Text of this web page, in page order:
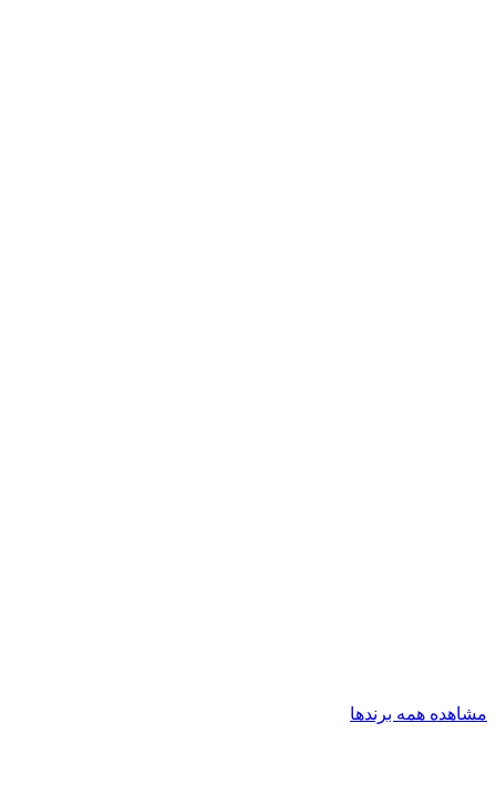
مشاهده همه برندها